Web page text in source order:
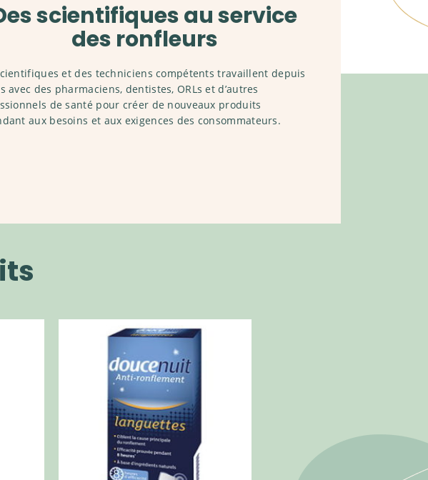
scientifiques au service
des ronfleurs
et des techniciens compétents travaillent depuis
avec des pharmaciens, dentistes, ORLs et d’autres
de santé pour créer de nouveaux produits
aux besoins et aux exigences des consommateurs.